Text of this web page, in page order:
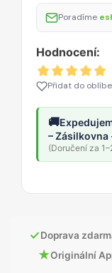
Poradíme
Hodnocení:
Přidat do
🚚
–
(Doručení za
✓Doprava
★Originální